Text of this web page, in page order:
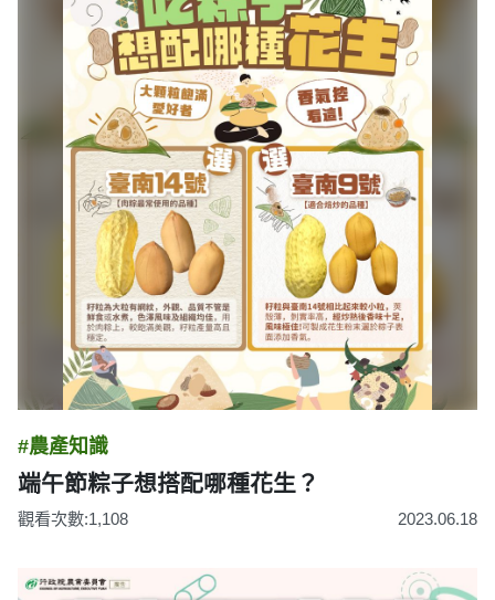
#農產知識
端午節粽子想搭配哪種花生？
觀看次數:1,108 2023.06.18